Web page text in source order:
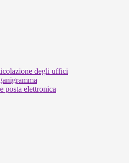
degli uffici
posta elettronica